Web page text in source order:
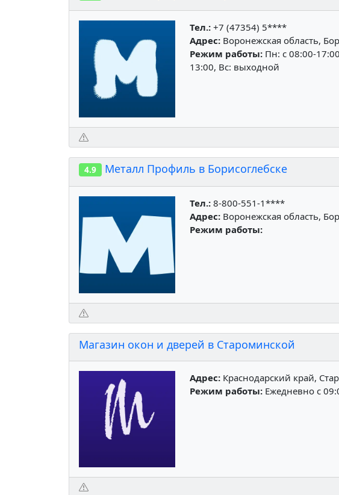
Тел.: +7 (47354) 5****
Адрес: Воронежская область,
Режим работы: Пн: c 08:00-
13:00, Вс: выходной
4.9 Металл Профиль в Борисоглебске
Тел.: 8-800-551-1****
Адрес: Воронежская область,
Режим работы:
Магазин окон и дверей в Староминской
Адрес: Краснодарский край,
Режим работы: Ежедневно с